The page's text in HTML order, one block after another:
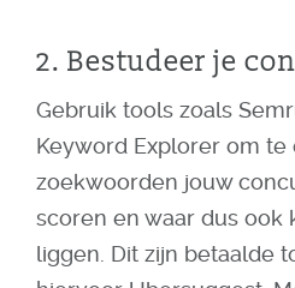
2. Bestudeer je
Gebruik tools zoals
Keyword Explorer om
zoekwoorden jouw
scoren en waar dus ook
liggen. Dit zijn betaalde